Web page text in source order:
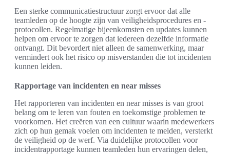
Een sterke communicatiestructuur zorgt ervoor dat alle
teamleden op de hoogte zijn van veiligheidsprocedures en -
protocollen. Regelmatige bijeenkomsten en updates kunnen
helpen om ervoor te zorgen dat iedereen dezelfde informatie
ontvangt. Dit bevordert niet alleen de samenwerking, maar
vermindert ook het risico op misverstanden die tot incidenten
kunnen leiden.
Rapportage van incidenten en near misses
Het rapporteren van incidenten en near misses is van groot
belang om te leren van fouten en toekomstige problemen te
voorkomen. Het creëren van een cultuur waarin medewerkers
zich op hun gemak voelen om incidenten te melden, versterkt
de veiligheid op de werf. Via duidelijke protocollen voor
incidentrapportage kunnen teamleden hun ervaringen delen,